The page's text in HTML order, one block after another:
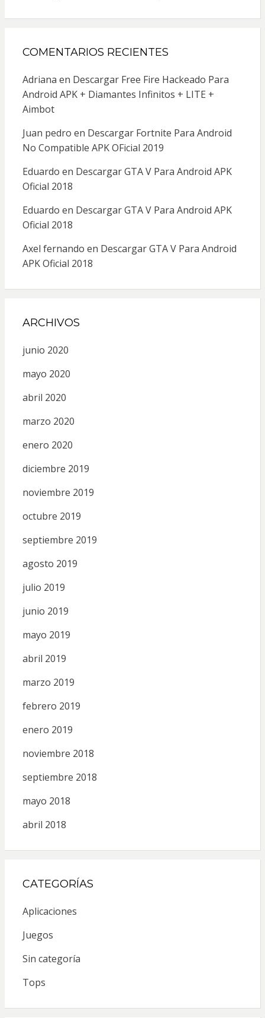
COMENTARIOS RECIENTES
Adriana en Descargar Free Fire Hackeado Para
Android APK + Diamantes Infinitos + LITE +
Aimbot
Juan pedro en Descargar Fortnite Para Android
No Compatible APK OFicial 2019
Eduardo en Descargar GTA V Para Android APK
Oficial 2018
Eduardo en Descargar GTA V Para Android APK
Oficial 2018
Axel fernando en Descargar GTA V Para Android
APK Oficial 2018
ARCHIVOS
junio 2020
mayo 2020
abril 2020
marzo 2020
enero 2020
diciembre 2019
noviembre 2019
octubre 2019
septiembre 2019
agosto 2019
julio 2019
junio 2019
mayo 2019
abril 2019
marzo 2019
febrero 2019
enero 2019
noviembre 2018
septiembre 2018
mayo 2018
abril 2018
CATEGORÍAS
Aplicaciones
Juegos
Sin categoría
Tops